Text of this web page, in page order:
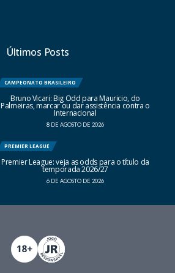
Últimos Posts
CAMPEONATO BRASILEIRO
Bruno Vicari: Big Odd para Mauricio, do
Palmeiras, marcar ou dar assistência contra o
Internacional
8 DE AGOSTO DE 2026
PREMIER LEAGUE
Premier League: veja as odds para o título da
temporada 2026/27
6 DE AGOSTO DE 2026